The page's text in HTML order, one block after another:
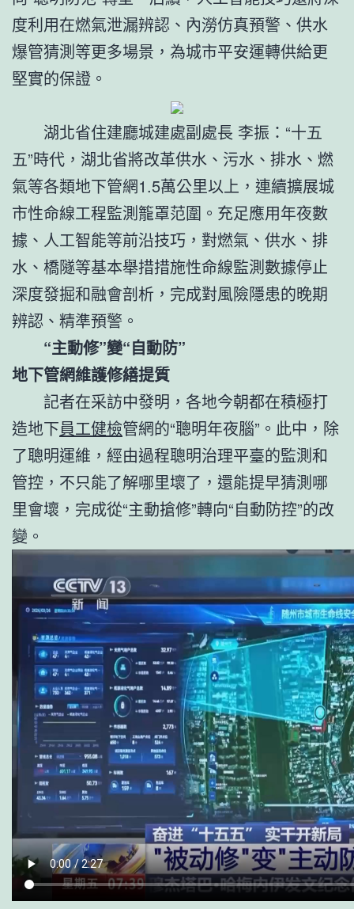
度利用在燃氣泄漏辨認、內澇仿真預警、供水
爆管猜測等更多場景，為城市平安運轉供給更
堅實的保證。
湖北省住建廳城建處副處長 李振：“十五
五”時代，湖北省將改革供水、污水、排水、燃
氣等各類地下管網1.5萬公里以上，連續擴展城
市性命線工程監測籠罩范圍。充足應用年夜數
據、人工智能等前沿技巧，對燃氣、供水、排
水、橋隧等基本舉措措施性命線監測數據停止
深度發掘和融會剖析，完成對風險隱患的晚期
辨認、精準預警。
“主動修”變“自動防”
地下管網維護修繕提質
記者在采訪中發明，各地今朝都在積極打
造地下員工健檢管網的“聰明年夜腦”。此中，除
了聰明運維，經由過程聰明治理平臺的監測和
管控，不只能了解哪里壞了，還能提早猜測哪
里會壞，完成從“主動搶修”轉向“自動防控”的改
變。